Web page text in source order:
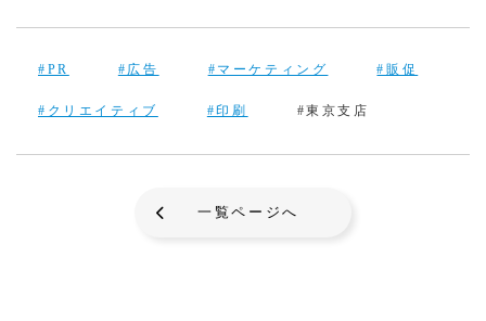
#PR #広告 #マーケティング #販促
#クリエイティブ #印刷 #東京支店
一覧ページへ